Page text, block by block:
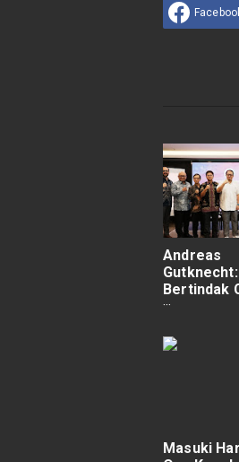
Andreas
Bertindak
Dengue
Masuki